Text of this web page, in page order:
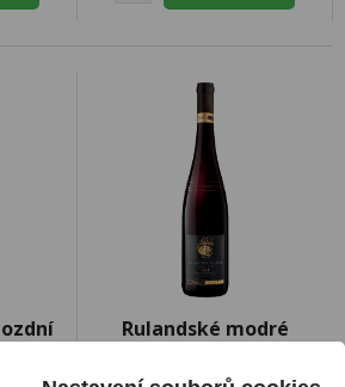
Rulandské modré
Habánské Sklepy